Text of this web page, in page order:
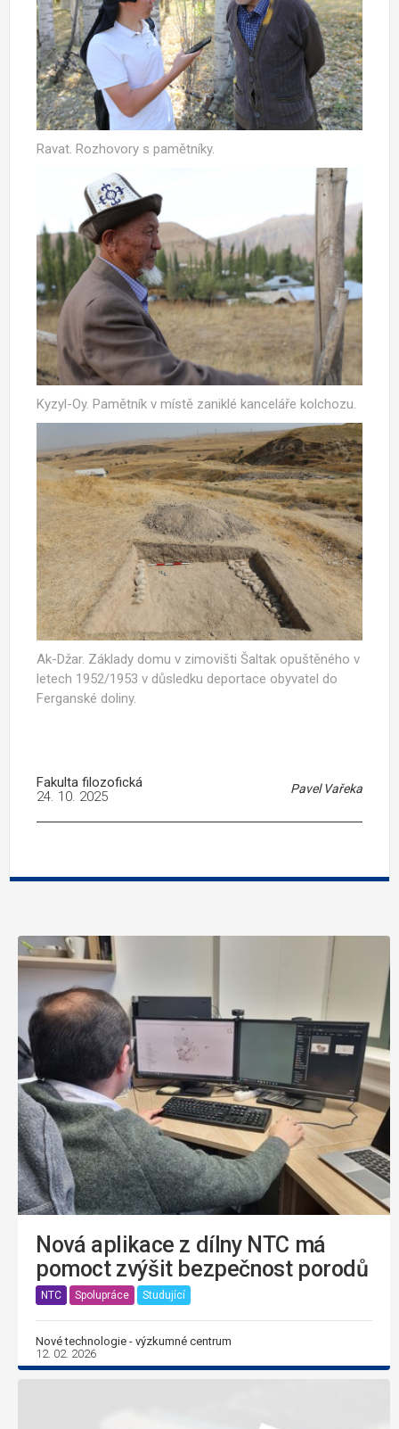
Ravat. Rozhovory s pamětníky.
Kyzyl-Oy. Pamětník v místě zaniklé kanceláře kolchozu.
Ak-Džar. Základy domu v zimovišti Šaltak opuštěného v
letech 1952/1953 v důsledku deportace obyvatel do
Ferganské doliny.
Fakulta filozofická Pavel Vařeka
24. 10. 2025
Nová aplikace z dílny NTC má
pomoct zvýšit bezpečnost porodů
NTC Spolupráce Studující
Nové technologie - výzkumné centrum
12. 02. 2026